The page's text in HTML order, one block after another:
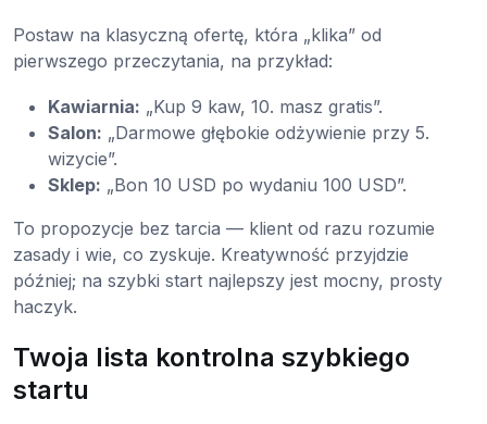
Postaw na klasyczną ofertę, która „klika” od
pierwszego przeczytania, na przykład:
Kawiarnia: „Kup 9 kaw, 10. masz gratis”.
Salon: „Darmowe głębokie odżywienie przy 5.
wizycie”.
Sklep: „Bon 10 USD po wydaniu 100 USD”.
To propozycje bez tarcia — klient od razu rozumie
zasady i wie, co zyskuje. Kreatywność przyjdzie
później; na szybki start najlepszy jest mocny, prosty
haczyk.
Twoja lista kontrolna szybkiego
startu